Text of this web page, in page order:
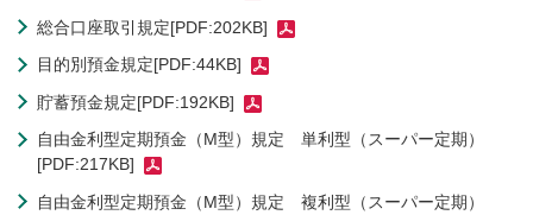
総合口座取引規定[PDF:202KB]
目的別預金規定[PDF:44KB]
貯蓄預金規定[PDF:192KB]
自由金利型定期預金（M型）規定 単利型（スーパー定期）
[PDF:217KB]
自由金利型定期預金（M型）規定 複利型（スーパー定期）